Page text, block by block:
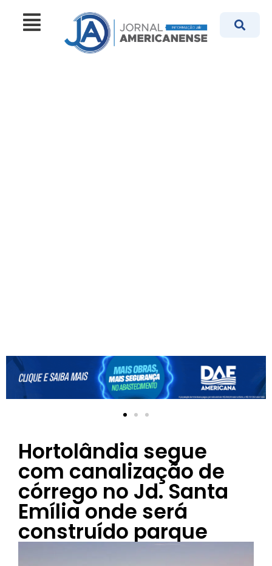
Hortolândia segue
com canalização de
córrego no Jd. Santa
Emília onde será
construído parque